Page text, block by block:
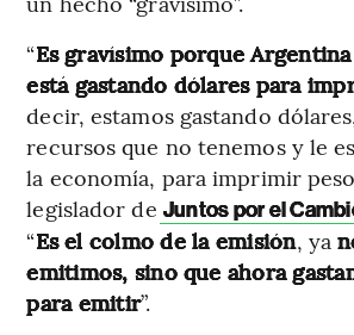
“Es gravísimo porque Argentina
está gastando dólares para
decir, estamos gastando
recursos que no tenemos y le
la economía, para imprimir
legislador de Juntos por el
“Es el colmo de la emisión, ya
emitimos, sino que ahora
para emitir”.